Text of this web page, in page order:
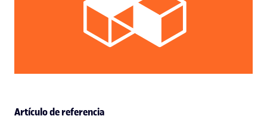
Artículo de referencia